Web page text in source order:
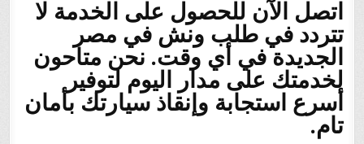
اتصل الآن للحصول على الخدمة لا
تتردد في طلب ونش في مصر
الجديدةفي أي وقت. نحن متاحون
لخدمتك على مدار اليوم لتوفير
أسرع استجابة وإنقاذ سيارتك بأمان
تام.